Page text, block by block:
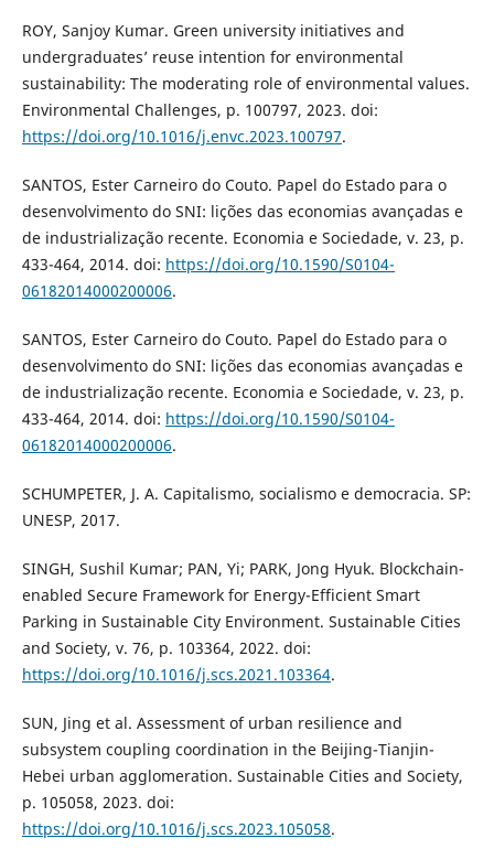
ROY, Sanjoy Kumar. Green university initiatives and
undergraduates’ reuse intention for environmental
sustainability: The moderating role of environmental values.
Environmental Challenges, p. 100797, 2023. doi:
https://doi.org/10.1016/j.envc.2023.100797.
SANTOS, Ester Carneiro do Couto. Papel do Estado para o
desenvolvimento do SNI: lições das economias avançadas e
de industrialização recente. Economia e Sociedade, v. 23, p.
433-464, 2014. doi: https://doi.org/10.1590/S0104-
06182014000200006.
SANTOS, Ester Carneiro do Couto. Papel do Estado para o
desenvolvimento do SNI: lições das economias avançadas e
de industrialização recente. Economia e Sociedade, v. 23, p.
433-464, 2014. doi: https://doi.org/10.1590/S0104-
06182014000200006.
SCHUMPETER, J. A. Capitalismo, socialismo e democracia. SP:
UNESP, 2017.
SINGH, Sushil Kumar; PAN, Yi; PARK, Jong Hyuk. Blockchain-
enabled Secure Framework for Energy-Efficient Smart
Parking in Sustainable City Environment. Sustainable Cities
and Society, v. 76, p. 103364, 2022. doi:
https://doi.org/10.1016/j.scs.2021.103364.
SUN, Jing et al. Assessment of urban resilience and
subsystem coupling coordination in the Beijing-Tianjin-
Hebei urban agglomeration. Sustainable Cities and Society,
p. 105058, 2023. doi:
https://doi.org/10.1016/j.scs.2023.105058.